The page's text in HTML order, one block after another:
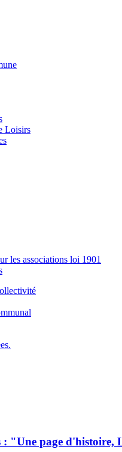
Loisirs
les associations loi 1901
: "Une page d'histoire,